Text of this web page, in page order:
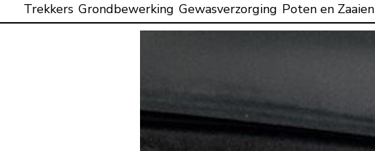
Trekkers Grondbewerking Gewasverzorging Poten en Zaaien